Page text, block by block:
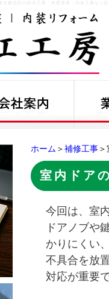
東京都北区の防水工事・外壁塗装・内装工事なら虹
ホーム ＞ 補修工事
室内ドア
今回は、室
ドアノブや
かりにくい
不具合を放
対応が重要で